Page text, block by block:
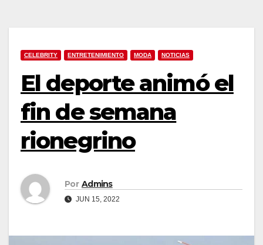
CELEBRITY ENTRETENIMIENTO MODA NOTICIAS
El deporte animó el
fin de semana
rionegrino
Por Admins
JUN 15, 2022